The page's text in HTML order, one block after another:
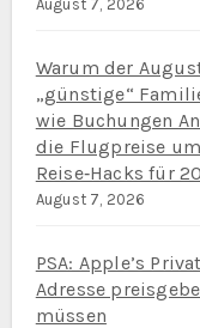
August 7, 2026
Warum der
„günstige“
wie Buchungen
die Flugpreise
Reise‑Hacks für
August 7, 2026
PSA: Apple’s
Adresse
müssen